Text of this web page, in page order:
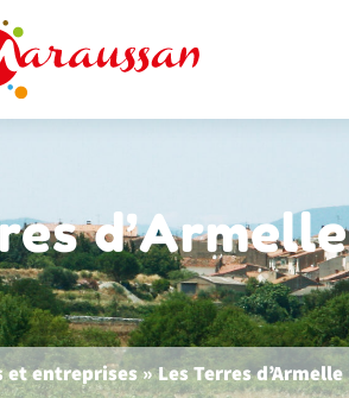
d’Armelle
et entreprises»Les Terres d’Armelle